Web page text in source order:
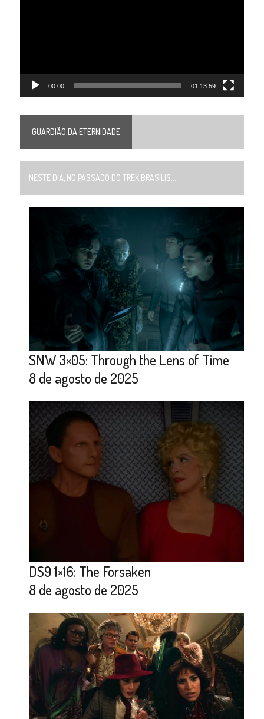
00:00 01:13:59
GUARDIÃO DA ETERNIDADE
NESTE DIA, NO PASSADO DO TREK BRASILIS...
SNW 3×05: Through the Lens of Time
8 de agosto de 2025
DS9 1×16: The Forsaken
8 de agosto de 2025